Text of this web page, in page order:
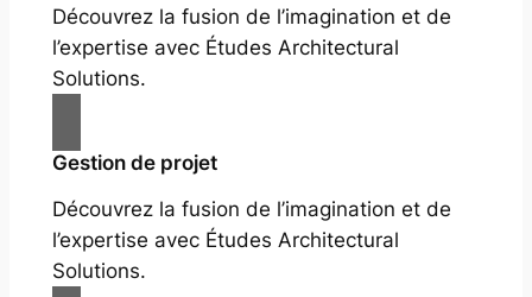
Découvrez la fusion de l’imagination et de
l’expertise avec Études Architectural
Solutions.
Gestion de projet
Découvrez la fusion de l’imagination et de
l’expertise avec Études Architectural
Solutions.